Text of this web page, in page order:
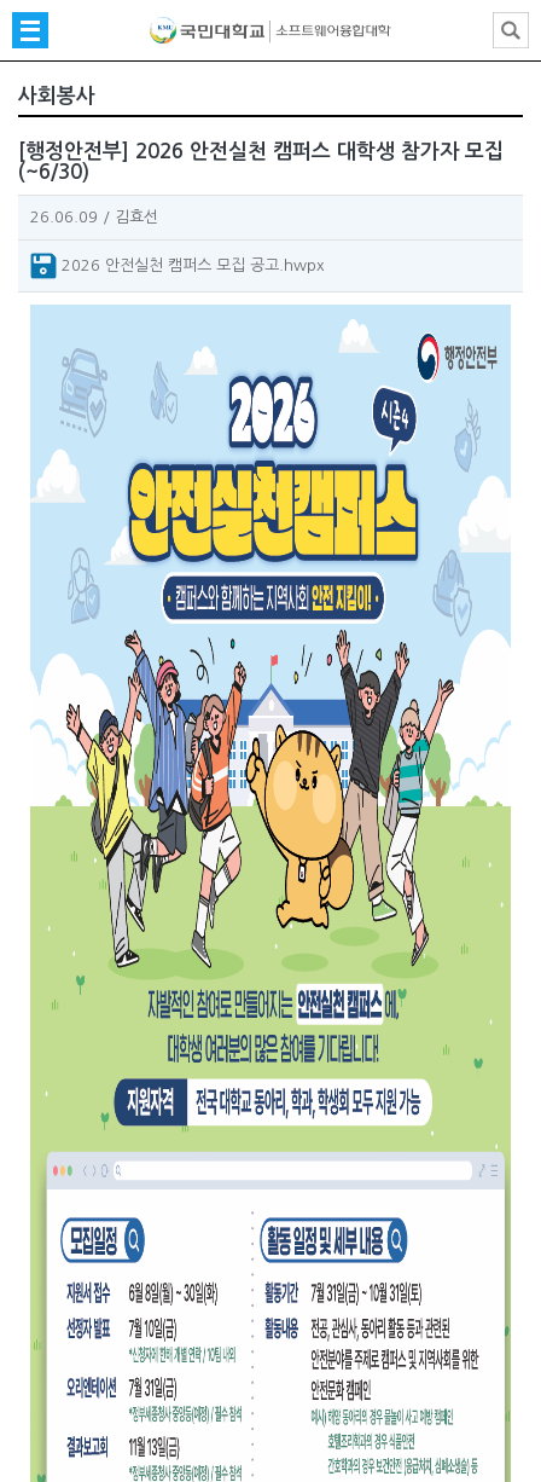
사회봉사
[행정안전부] 2026 안전실천 캠퍼스 대학생 참가자 모집
(~6/30)
26.06.09 / 김효선
2026 안전실천 캠퍼스 모집 공고.hwpx